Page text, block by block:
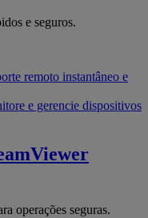
e seguros.
remoto instantâneo e
e gerencie dispositivos
operações seguras.